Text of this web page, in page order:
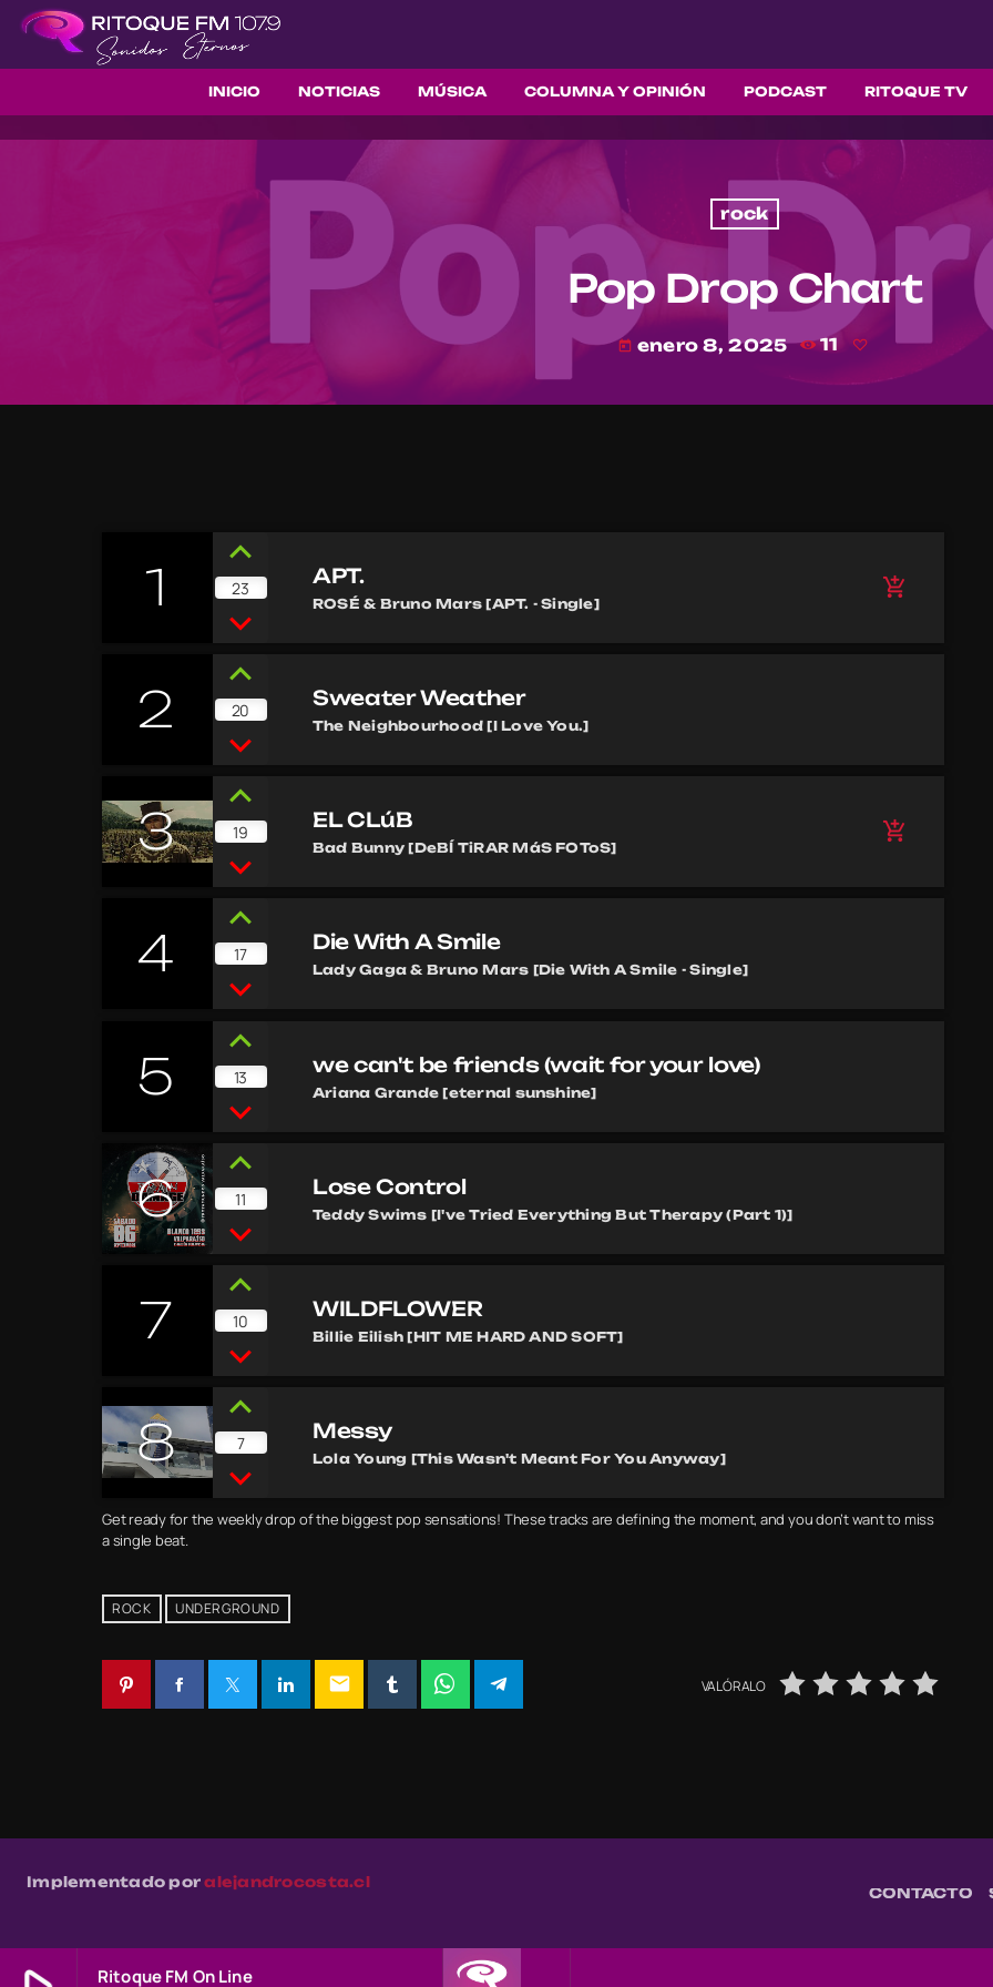
Ritoque FM On Line
INICIO NOTICIAS MÚSICA COLUMNA Y OPINIÓN PODCAST RITOQUE TV
rock
Pop Drop Chart
today enero 8, 2025 11
1 23
APT.
ROSÉ & Bruno Mars [APT. - Single]
add_shopping_cart
2 20
Sweater Weather
The Neighbourhood [I Love You.]
3 19
EL CLúB
Bad Bunny [DeBÍ TiRAR MáS FOToS]
add_shopping_cart
4 17
Die With A Smile
Lady Gaga & Bruno Mars [Die With A Smile - Single]
5 13
we can't be friends (wait for your love)
Ariana Grande [eternal sunshine]
6 11
Lose Control
Teddy Swims [I've Tried Everything But Therapy (Part 1)]
7 10
WILDFLOWER
Billie Eilish [HIT ME HARD AND SOFT]
8 7
Messy
Lola Young [This Wasn't Meant For You Anyway]
Get ready for the weekly drop of the biggest pop sensations! These tracks are defining the moment, and you don’t want to miss
a single beat.
ROCK UNDERGROUND
email VALÓRALO
Implementado poralejandrocosta.cl
CONTACTO